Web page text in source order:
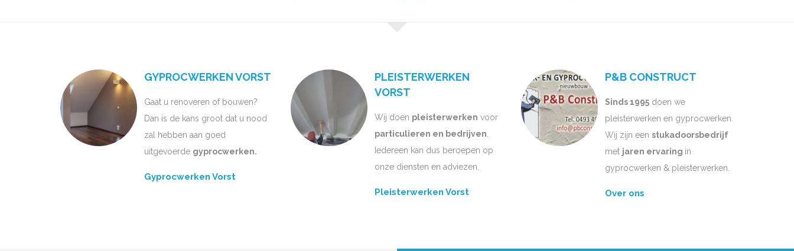
GYPROCWERKEN VORST
Gaat u renoveren of bouwen?
Dan is de kans groot dat u nood
zal hebben aan goed
uitgevoerde gyprocwerken.
Gyprocwerken Vorst
PLEISTERWERKEN
VORST
Wij doen pleisterwerken voor
particulieren en bedrijven
Iedereen kan dus beroepen op
onze diensten en adviezen.
Pleisterwerken Vorst
P&B CONSTRUCT
Sinds 1995 doen we
pleisterwerken en gyprocwerken.
Wij zijn een stukadoorsbedrijf
met jaren ervaring in
gyprocwerken & pleisterwerken.
Over ons